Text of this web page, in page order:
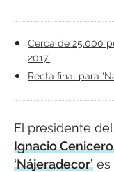
Cerca de 25.000
2017’
Recta final para
El presidente
Ignacio
‘Nájeradecor’ es